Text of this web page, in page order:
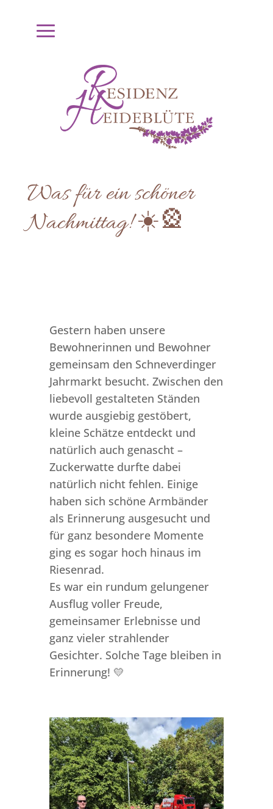
Was für ein schöner
Nachmittag! ☀️🎡
Gestern haben unsere
Bewohnerinnen und Bewohner
gemeinsam den Schneverdinger
Jahrmarkt besucht. Zwischen den
liebevoll gestalteten Ständen
wurde ausgiebig gestöbert,
kleine Schätze entdeckt und
natürlich auch genascht –
Zuckerwatte durfte dabei
natürlich nicht fehlen. Einige
haben sich schöne Armbänder
als Erinnerung ausgesucht und
für ganz besondere Momente
ging es sogar hoch hinaus im
Riesenrad.
Es war ein rundum gelungener
Ausflug voller Freude,
gemeinsamer Erlebnisse und
ganz vieler strahlender
Gesichter. Solche Tage bleiben in
Erinnerung! 💛